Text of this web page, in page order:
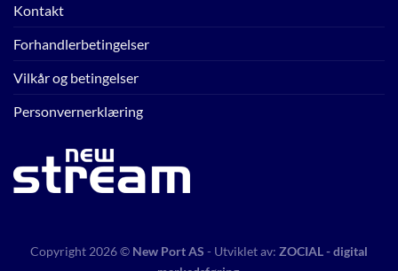
Kontakt
Forhandlerbetingelser
Vilkår og betingelser
Personvernerklæring
Copyright 2026 © New Port AS - Utviklet av: ZOCIAL - digital